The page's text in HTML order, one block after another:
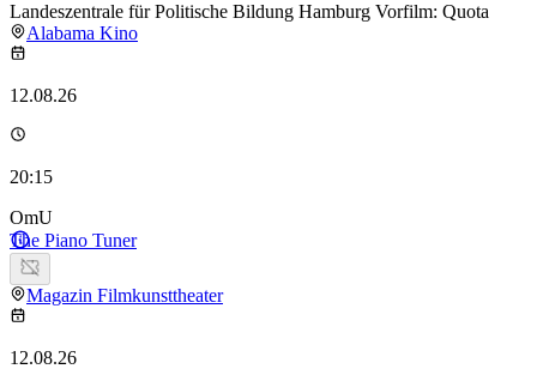
Landeszentrale für Politische Bildung Hamburg Vorfilm: Quota
Alabama Kino
12.08.26
20:15
OmU
The Piano Tuner
Magazin Filmkunsttheater
12.08.26